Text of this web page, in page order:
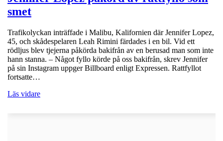
smet
Trafikolyckan inträffade i Malibu, Kalifornien där Jennifer Lopez,
45, och skådespelaren Leah Rimini färdades i en bil. Vid ett
rödljus blev tjejerna påkörda bakifrån av en berusad man som inte
hann stanna. – Något fyllo körde på oss bakifrån, skrev Jennifer
på sin Instagram uppger Billboard enligt Expressen. Rattfyllot
fortsatte…
Läs vidare